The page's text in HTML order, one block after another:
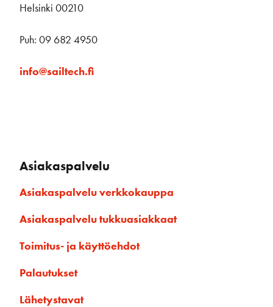
Helsinki 00210
Puh: 09 682 4950
info@sailtech.fi
Asiakaspalvelu
Asiakaspalvelu verkkokauppa
Asiakaspalvelu tukkuasiakkaat
Toimitus- ja käyttöehdot
Palautukset
Lähetystavat